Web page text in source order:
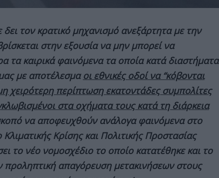
τον κρατικό μηχανισμό ανεξάρτητα με την
στην εξουσία να μην μπορεί να
τα καιρικά φαινόμενα τα οποία κατά διαστήματα
με αποτέλεσμα οι εθνικές οδοί να “κόβονται
χειρότερη περίπτωση εκατοντάδες συμπολίτες
στα οχήματα τους κατά τη διάρκεια
να αποφευχθούν ανάλογα φαινόμενα στο
Κρίσης και Πολιτικής Προστασίας
το νέο νομοσχέδιο το οποίο κατατέθηκε και το
προληπτική απαγόρευση μετακινήσεων στους